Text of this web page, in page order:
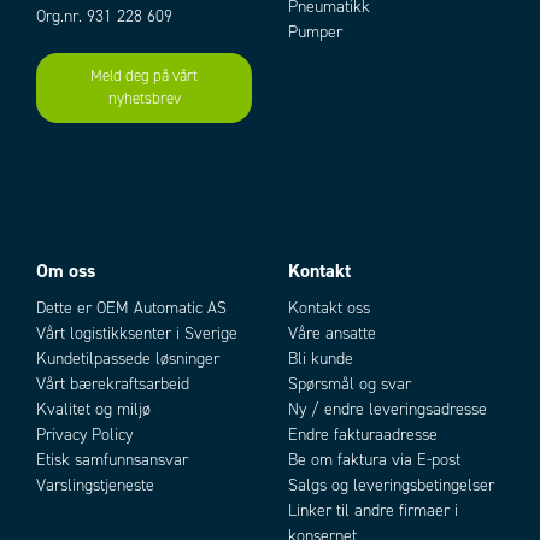
Materiale plastkåpe Plast
Montering
Nominell spenning
Oppbevaringstemperatur
Varmeeffekt 100 W
0,6 kg
Add to existing cart row
Org.nr. 931 228 609
Meld deg på vårt
nyhetsbrev
Pneumatikk
Pumper
Om oss
Dette er OEM Automatic AS
Vårt logistikksenter i Sverige
Kundetilpassede løsninger
Vårt bærekraftsarbeid
Kvalitet og miljø
Privacy Policy
Etisk samfunnsansvar
Varslingstjeneste
Kontakt
Kontakt oss
Våre ansatte
Bli kunde
Spørsmål og svar
Ny / endre leveringsadresse
Endre fakturaadresse
Be om faktura via E-post
Salgs og leveringsbetingelser
Linker til andre firmaer i